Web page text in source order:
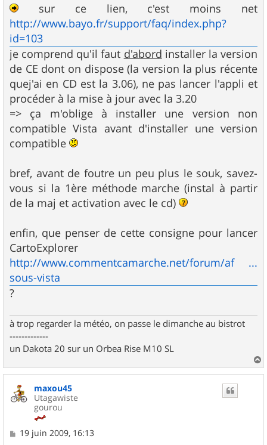
sur ce lien, c'est moins net
http://www.bayo.fr/support/faq/index.php?
id=103
je comprend qu'il faut d'abord installer la version
de CE dont on dispose (la version la plus récente
quej'ai en CD est la 3.06), ne pas lancer l'appli et
procéder à la mise à jour avec la 3.20
=> ça m'oblige à installer une version non
compatible Vista avant d'installer une version
compatible
bref, avant de foutre un peu plus le souk, savez-
vous si la 1ère méthode marche (instal à partir
de la maj et activation avec le cd)
enfin, que penser de cette consigne pour lancer
CartoExplorer
http://www.commentcamarche.net/forum/af ...
sous-vista
?
à trop regarder la météo, on passe le dimanche au bistrot
-------------
un Dakota 20 sur un Orbea Rise M10 SL
a
maxou45
Utagawiste
gourou
M19 juin 2009, 16:13